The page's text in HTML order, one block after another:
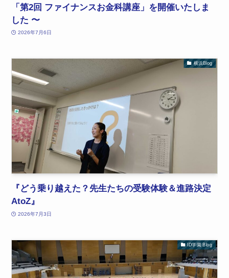
「第2回 ファイナンスお金科講座」を開催いたしま
した 〜
2026年7月6日
横浜Blog
『どう乗り越えた？先生たちの受験体験＆進路決定
AtoZ』
2026年7月3日
ID学園 Blog